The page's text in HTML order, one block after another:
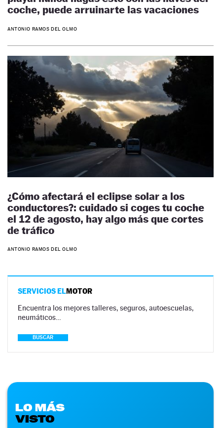
coche, puede arruinarte las vacaciones
ANTONIO RAMOS DEL OLMO
¿Cómo afectará el eclipse solar a los
conductores?: cuidado si coges tu coche
el 12 de agosto, hay algo más que cortes
de tráfico
ANTONIO RAMOS DEL OLMO
SERVICIOS ELMOTOR
Encuentra los mejores talleres, seguros, autoescuelas,
neumáticos…
BUSCAR
LO MÁS
VISTO